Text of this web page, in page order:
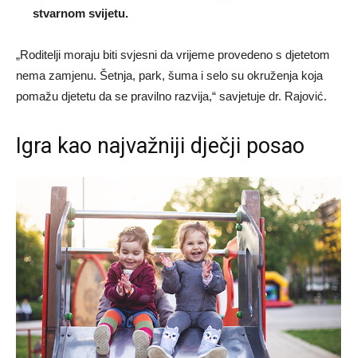
stvarnom svijetu.
„Roditelji moraju biti svjesni da vrijeme provedeno s djetetom
nema zamjenu. Šetnja, park, šuma i selo su okruženja koja
pomažu djetetu da se pravilno razvija,“ savjetuje dr. Rajović.
Igra kao najvažniji dječji posao